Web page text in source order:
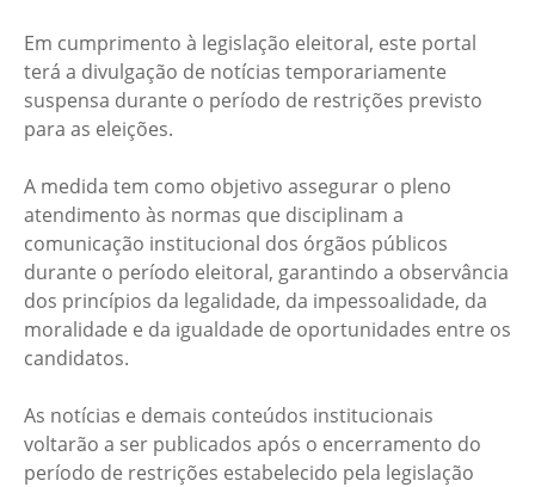
Em cumprimento à legislação eleitoral, este portal
terá a divulgação de notícias temporariamente
suspensa durante o período de restrições previsto
para as eleições.
A medida tem como objetivo assegurar o pleno
atendimento às normas que disciplinam a
comunicação institucional dos órgãos públicos
durante o período eleitoral, garantindo a observância
dos princípios da legalidade, da impessoalidade, da
moralidade e da igualdade de oportunidades entre os
candidatos.
As notícias e demais conteúdos institucionais
voltarão a ser publicados após o encerramento do
período de restrições estabelecido pela legislação